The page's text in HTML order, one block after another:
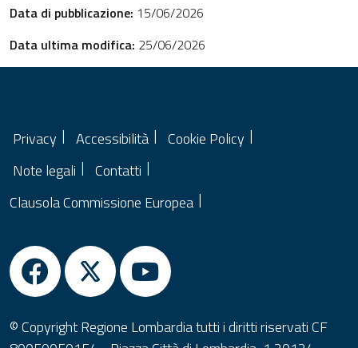
Data di pubblicazione: 15/06/2026
Data ultima modifica: 25/06/2026
Privacy Accessibilità
Cookie Policy
Note legali
Contatti
Clausola Commissione Europea
© Copyright Regione Lombardia tutti i diritti riservati CF